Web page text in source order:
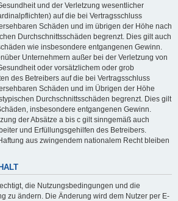
und der Verletzung wesentlicher
auf die bei Vertragsschluss
Schäden und im übrigen der Höhe nach
Durchschnittsschäden begrenzt. Dies gilt auch
wie insbesondere entgangenen Gewinn.
Unternehmern außer bei der Verletzung von
oder vorsätzlichem oder grob
des Betreibers auf die bei Vertragsschluss
Schäden und im Übrigen der Höhe
Durchschnittsschäden begrenzt. Dies gilt
insbesondere entgangenen Gewinn.
der Absätze a bis c gilt sinngemäß auch
und Erfüllungsgehilfen des Betreibers.
aus zwingendem nationalem Recht bleiben
die Nutzungsbedingungen und die
zu ändern. Die Änderung wird dem Nutzer per E-